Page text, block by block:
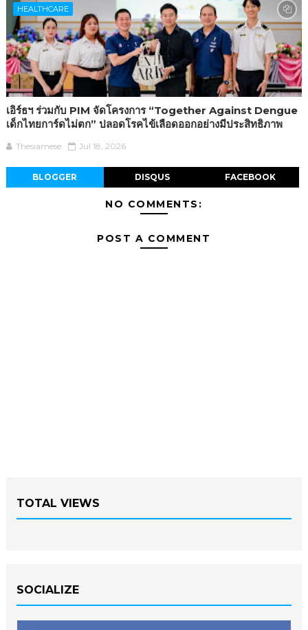
HEALTHCARE
เอิร์ธฯ ร่วมกับ PIM จัดโครงการ “Together Against Dengue
เด็กไทยการ์ดไม่ตก” ปลอดโรคไข้เลือดออกอย่างมีประสิทธิภาพ
Thesiamese Jul 18, 2026
BLOGGER DISQUS FACEBOOK
NO COMMENTS:
POST A COMMENT
TOTAL VIEWS
SOCIALIZE